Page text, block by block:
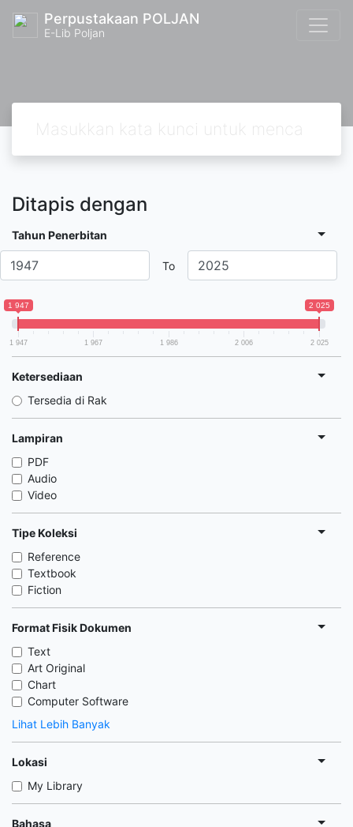
Perpustakaan POLJAN
E-Lib Poljan
Ditapis dengan
Tahun Penerbitan
To
1 947 2 025
1 947 1 967 1 986 2 006 2 025
Ketersediaan
Tersedia di Rak
Lampiran
PDF
Audio
Video
Tipe Koleksi
Reference
Textbook
Fiction
Format Fisik Dokumen
Text
Art Original
Chart
Computer Software
Lihat Lebih Banyak
Lokasi
My Library
Bahasa